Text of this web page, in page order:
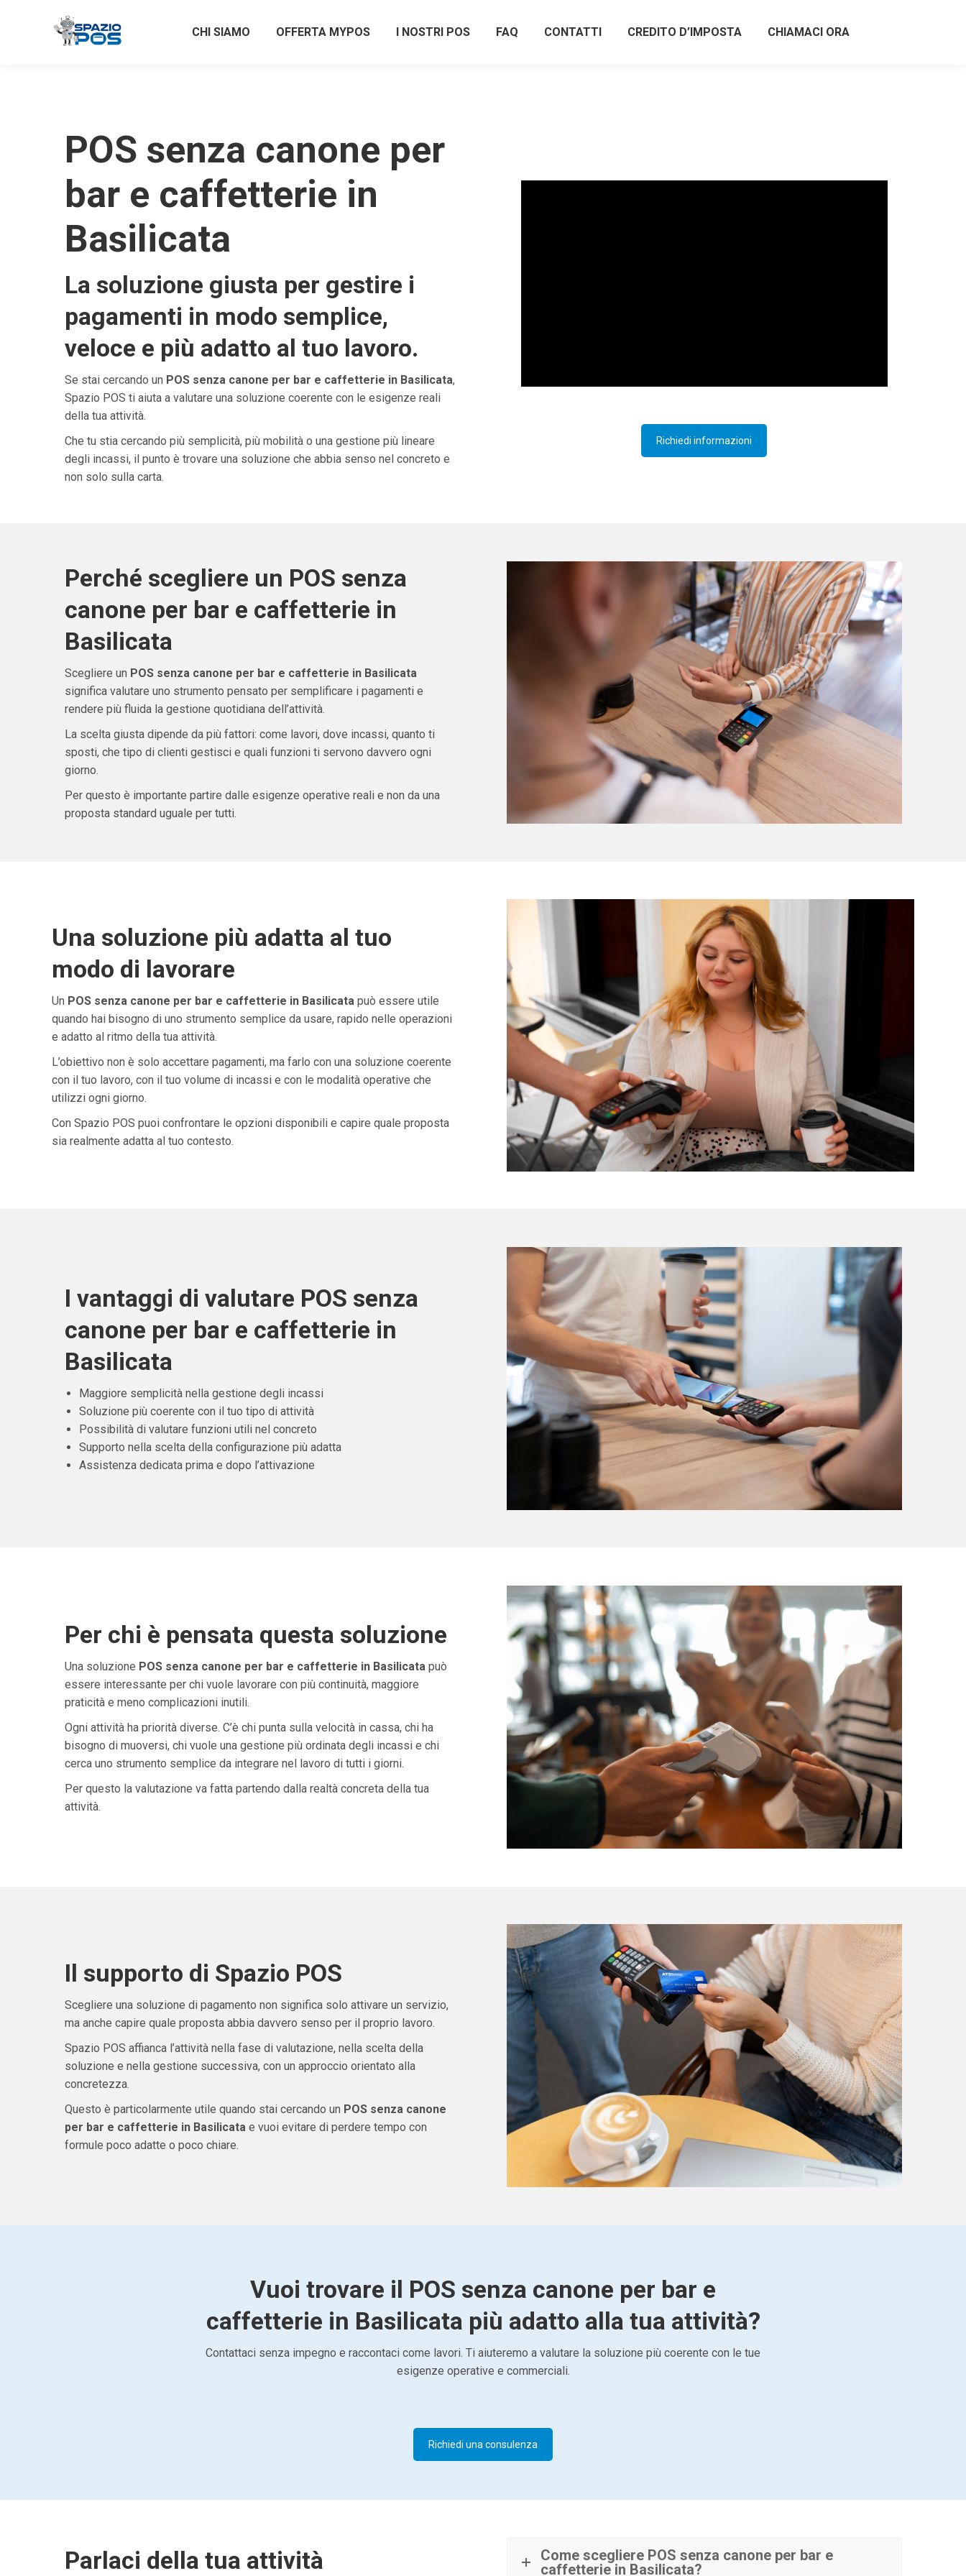
CHI SIAMO OFFERTA MYPOS I NOSTRI POS FAQ CONTATTI CREDITO D’IMPOSTA CHIAMACI ORA
POS senza canone per
bar e caffetterie in
Basilicata
La soluzione giusta per gestire i
pagamenti in modo semplice,
veloce e più adatto al tuo lavoro.
Se stai cercando un POS senza canone per bar e caffetterie in Basilicata,
Spazio POS ti aiuta a valutare una soluzione coerente con le esigenze reali
della tua attività.
Che tu stia cercando più semplicità, più mobilità o una gestione più lineare
degli incassi, il punto è trovare una soluzione che abbia senso nel concreto e
non solo sulla carta.
Richiedi informazioni
Perché scegliere un POS senza
canone per bar e caffetterie in
Basilicata
Scegliere un POS senza canone per bar e caffetterie in Basilicata
significa valutare uno strumento pensato per semplificare i pagamenti e
rendere più fluida la gestione quotidiana dell’attività.
La scelta giusta dipende da più fattori: come lavori, dove incassi, quanto ti
sposti, che tipo di clienti gestisci e quali funzioni ti servono davvero ogni
giorno.
Per questo è importante partire dalle esigenze operative reali e non da una
proposta standard uguale per tutti.
Una soluzione più adatta al tuo
modo di lavorare
Un POS senza canone per bar e caffetterie in Basilicata può essere utile
quando hai bisogno di uno strumento semplice da usare, rapido nelle operazioni
e adatto al ritmo della tua attività.
L’obiettivo non è solo accettare pagamenti, ma farlo con una soluzione coerente
con il tuo lavoro, con il tuo volume di incassi e con le modalità operative che
utilizzi ogni giorno.
Con Spazio POS puoi confrontare le opzioni disponibili e capire quale proposta
sia realmente adatta al tuo contesto.
I vantaggi di valutare POS senza
canone per bar e caffetterie in
Basilicata
Maggiore semplicità nella gestione degli incassi
Soluzione più coerente con il tuo tipo di attività
Possibilità di valutare funzioni utili nel concreto
Supporto nella scelta della configurazione più adatta
Assistenza dedicata prima e dopo l’attivazione
Per chi è pensata questa soluzione
Una soluzione POS senza canone per bar e caffetterie in Basilicatapuò
essere interessante per chi vuole lavorare con più continuità, maggiore
praticità e meno complicazioni inutili.
Ogni attività ha priorità diverse. C’è chi punta sulla velocità in cassa, chi ha
bisogno di muoversi, chi vuole una gestione più ordinata degli incassi e chi
cerca uno strumento semplice da integrare nel lavoro di tutti i giorni.
Per questo la valutazione va fatta partendo dalla realtà concreta della tua
attività.
Il supporto di Spazio POS
Scegliere una soluzione di pagamento non significa solo attivare un servizio,
ma anche capire quale proposta abbia davvero senso per il proprio lavoro.
Spazio POS affianca l’attività nella fase di valutazione, nella scelta della
soluzione e nella gestione successiva, con un approccio orientato alla
concretezza.
Questo è particolarmente utile quando stai cercando un POS senza canone
per bar e caffetterie in Basilicatae vuoi evitare di perdere tempo con
formule poco adatte o poco chiare.
Vuoi trovare il POS senza canone per bar e
caffetterie in Basilicata più adatto alla tua attività?
Contattaci senza impegno e raccontaci come lavori. Ti aiuteremo a valutare la soluzione più coerente con le tue
esigenze operative e commerciali.
Richiedi una consulenza
Parlaci della tua attività
Come scegliere POS senza canone per bar e
caffetterie in Basilicata?